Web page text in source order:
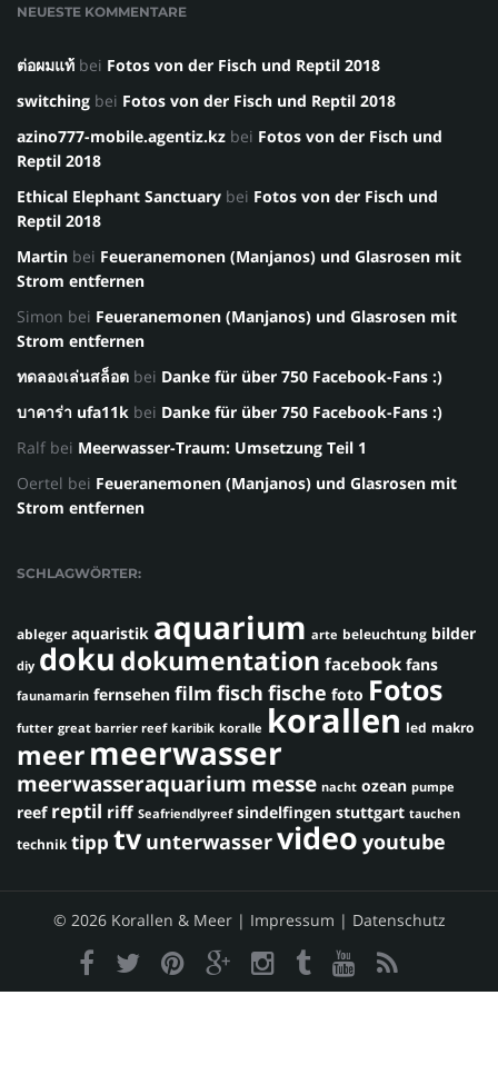
NEUESTE KOMMENTARE
ต่อผมแท้ bei Fotos von der Fisch und Reptil 2018
switching bei Fotos von der Fisch und Reptil 2018
azino777-mobile.agentiz.kz bei Fotos von der Fisch und
Reptil 2018
Ethical Elephant Sanctuary bei Fotos von der Fisch und
Reptil 2018
Martin bei Feueranemonen (Manjanos) und Glasrosen mit
Strom entfernen
Simon bei Feueranemonen (Manjanos) und Glasrosen mit
Strom entfernen
ทดลองเล่นสล็อต bei Danke für über 750 Facebook-Fans :)
บาคาร่า ufa11k bei Danke für über 750 Facebook-Fans :)
Ralf bei Meerwasser-Traum: Umsetzung Teil 1
Oertel bei Feueranemonen (Manjanos) und Glasrosen mit
Strom entfernen
SCHLAGWÖRTER:
ableger aquaristik aquarium arte beleuchtung bilder
diy doku dokumentation facebook fans
faunamarin fernsehen film fisch fische foto Fotos
futter great barrier reef karibik koralle korallen led makro
meermeerwasser
meerwasseraquarium messe nacht ozean pumpe
reef reptil riff Seafriendlyreef sindelfingen stuttgart tauchen
technik tipp tv unterwasservideo youtube
© 2026 Korallen & Meer | Impressum | Datenschutz